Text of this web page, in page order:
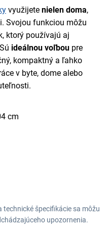
využijete nielen doma,
Svojou funkciou môžu
ktorý používajú aj
ideálnou voľbou pre
kompaktný a ľahko
v byte, dome alebo
cm
špecifikácie sa môžu
upozornenia.